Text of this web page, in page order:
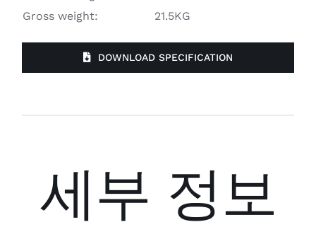
Gross weight:
21.5KG
DOWNLOAD SPECIFICATION
세부 정보